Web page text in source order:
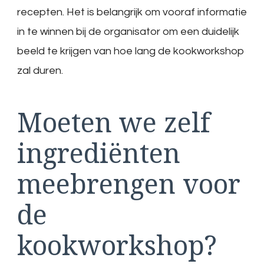
recepten. Het is belangrijk om vooraf informatie
in te winnen bij de organisator om een duidelijk
beeld te krijgen van hoe lang de kookworkshop
zal duren.
Moeten we zelf
ingrediënten
meebrengen voor
de
kookworkshop?